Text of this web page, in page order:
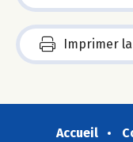
Imprimer
Accueil